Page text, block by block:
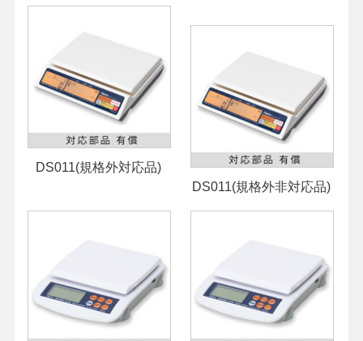
DS011(規格外対応品)
DS011(規格外非対応品)